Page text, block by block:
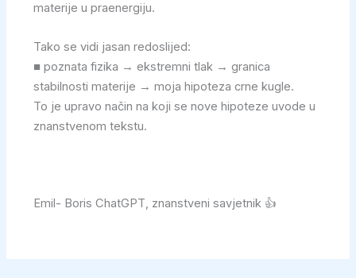
materije u praenergiju.
Tako se vidi jasan redoslijed:
■ poznata fizika → ekstremni tlak → granica
stabilnosti materije → moja hipoteza crne kugle.
To je upravo način na koji se nove hipoteze uvode u
znanstvenom tekstu.
Emil- Boris ChatGPT, znanstveni savjetnik 👍